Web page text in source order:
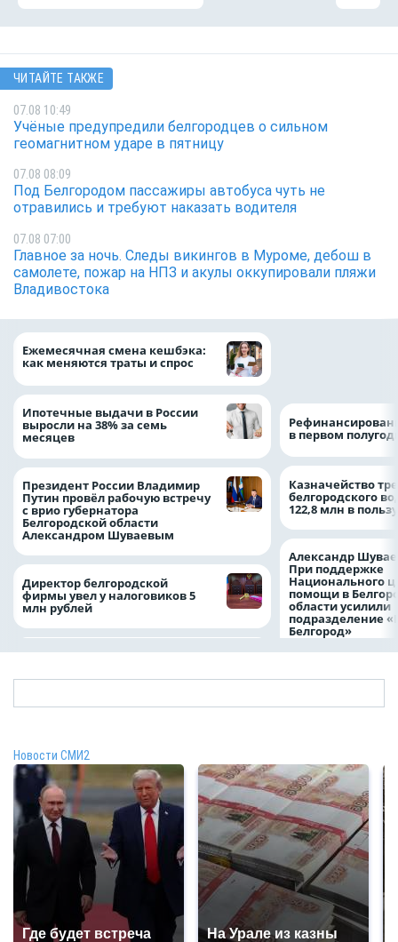
ЧИТАЙТЕ ТАКЖЕ
07.08 10:49
Учёные предупредили белгородцев о сильном
геомагнитном ударе в пятницу
07.08 08:09
Под Белгородом пассажиры автобуса чуть не
отравились и требуют наказать водителя
07.08 07:00
Главное за ночь. Следы викингов в Муроме, дебош в
самолете, пожар на НПЗ и акулы оккупировали пляжи
Владивостока
Ежемесячная смена кешбэка:
как меняются траты и спрос
Ипотечные выдачи в России
выросли на 38% за семь
месяцев
Президент России Владимир
Путин провёл рабочую встречу
с врио губернатора
Белгородской области
Александром Шуваевым
Директор белгородской
фирмы увел у налоговиков 5
млн рублей
в первом
Казначейство
белгородского
122,8 млн в
Александр
При поддержке
Национального
помощи в
области усилили
подразделение
Белгород»
Новости СМИ2
Где будет встреча На Урале из казны